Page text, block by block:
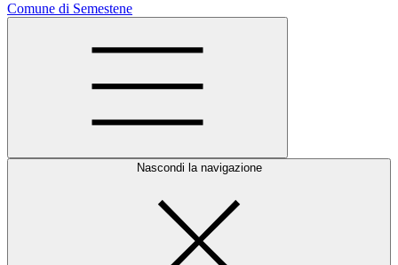
Comune di Semestene
Nascondi la navigazione